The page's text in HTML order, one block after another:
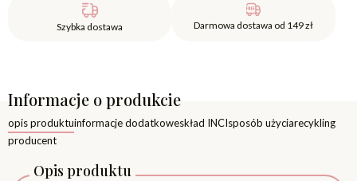
Szybka dostawa Darmowa dostawa od 149 zł
Informacje o produkcie
opis produktuinformacje dodatkoweskład INCIsposób użyciarecykling
producent
Opis produktu